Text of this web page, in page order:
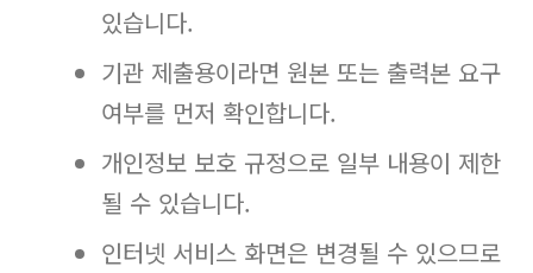
있습니다.
기관 제출용이라면 원본 또는 출력본 요구
여부를 먼저 확인합니다.
개인정보 보호 규정으로 일부 내용이 제한
될 수 있습니다.
인터넷 서비스 화면은 변경될 수 있으므로